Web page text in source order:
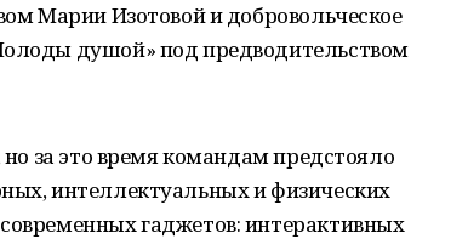
Марии Изотовой и добровольческое
душой» под предводительством
за это время командам предстояло
интеллектуальных и физических
гаджетов: интерактивных